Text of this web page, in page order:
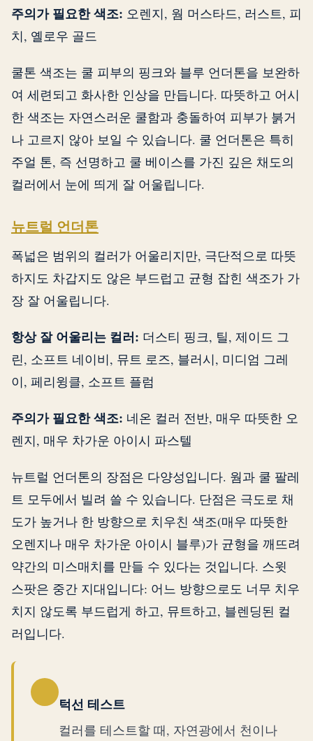
주의가 필요한 색조: 오렌지, 웜 머스타드, 러스트, 피
치, 옐로우 골드
쿨톤 색조는 쿨 피부의 핑크와 블루 언더톤을 보완하
여 세련되고 화사한 인상을 만듭니다. 따뜻하고 어시
한 색조는 자연스러운 쿨함과 충돌하여 피부가 붉거
나 고르지 않아 보일 수 있습니다. 쿨 언더톤은 특히
주얼 톤, 즉 선명하고 쿨 베이스를 가진 깊은 채도의
컬러에서 눈에 띄게 잘 어울립니다.
뉴트럴 언더톤
폭넓은 범위의 컬러가 어울리지만, 극단적으로 따뜻
하지도 차갑지도 않은 부드럽고 균형 잡힌 색조가 가
장 잘 어울립니다.
항상 잘 어울리는 컬러: 더스티 핑크, 틸, 제이드 그
린, 소프트 네이비, 뮤트 로즈, 블러시, 미디엄 그레
이, 페리윙클, 소프트 플럼
주의가 필요한 색조: 네온 컬러 전반, 매우 따뜻한 오
렌지, 매우 차가운 아이시 파스텔
뉴트럴 언더톤의 장점은 다양성입니다. 웜과 쿨 팔레
트 모두에서 빌려 쓸 수 있습니다. 단점은 극도로 채
도가 높거나 한 방향으로 치우친 색조(매우 따뜻한
오렌지나 매우 차가운 아이시 블루)가 균형을 깨뜨려
약간의 미스매치를 만들 수 있다는 것입니다. 스윗
스팟은 중간 지대입니다: 어느 방향으로도 너무 치우
치지 않도록 부드럽게 하고, 뮤트하고, 블렌딩된 컬
러입니다.
턱선 테스트
컬러를 테스트할 때, 자연광에서 천이나